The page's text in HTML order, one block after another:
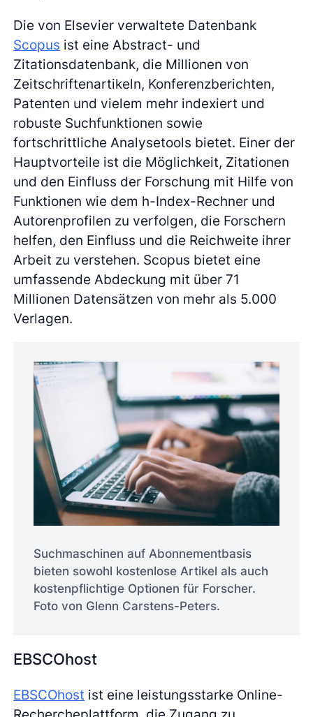
Die von Elsevier verwaltete Datenbank
Scopus ist eine Abstract- und
Zitationsdatenbank, die Millionen von
Zeitschriftenartikeln, Konferenzberichten,
Patenten und vielem mehr indexiert und
robuste Suchfunktionen sowie
fortschrittliche Analysetools bietet. Einer der
Hauptvorteile ist die Möglichkeit, Zitationen
und den Einfluss der Forschung mit Hilfe von
Funktionen wie dem h-Index-Rechner und
Autorenprofilen zu verfolgen, die Forschern
helfen, den Einfluss und die Reichweite ihrer
Arbeit zu verstehen. Scopus bietet eine
umfassende Abdeckung mit über 71
Millionen Datensätzen von mehr als 5.000
Verlagen.
Suchmaschinen auf Abonnementbasis
bieten sowohl kostenlose Artikel als auch
kostenpflichtige Optionen für Forscher.
Foto von Glenn Carstens-Peters.
EBSCOhost
EBSCOhost ist eine leistungsstarke Online-